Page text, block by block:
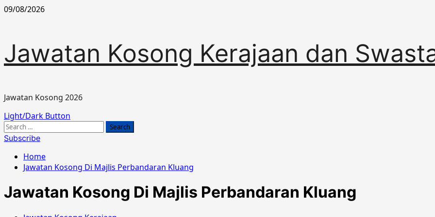
Skip
09/08/2026
Jawatan Kosong Kerajaan dan
Jawatan Kosong 2026
Primary
Menu
Light/Dark Button
Search
for:
Subscribe
Home
Jawatan Kosong Di Majlis Perbandaran Kluang
Jawatan Kosong Di Majlis Perbandaran Kluang